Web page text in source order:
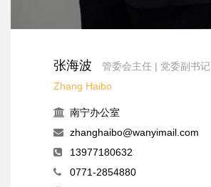
张海波
管委会主任 | 党委副书记
Zhang Haibo
南宁办公室
zhanghaibo@wanyimail.com
13977180632
0771-2854880